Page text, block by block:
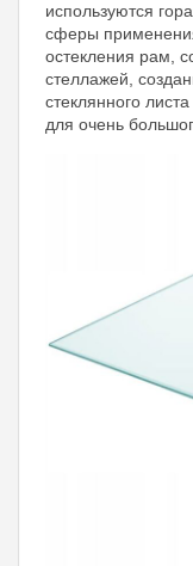
используются
сферы
остекления рам,
стеллажей,
стеклянного
для очень